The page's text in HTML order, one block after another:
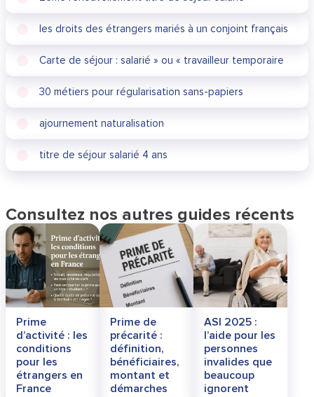
les droits des étrangers mariés à un conjoint français
Carte de séjour : salarié » ou « travailleur temporaire
30 métiers pour régularisation sans-papiers
ajournement naturalisation
titre de séjour salarié 4 ans
Consultez nos autres guides récents
Prime
d’activité : les
conditions
pour les
étrangers en
France
Prime de
précarité :
définition,
bénéficiaires,
montant et
démarches
ASI 2025 :
l’aide pour les
personnes
invalides que
beaucoup
ignorent